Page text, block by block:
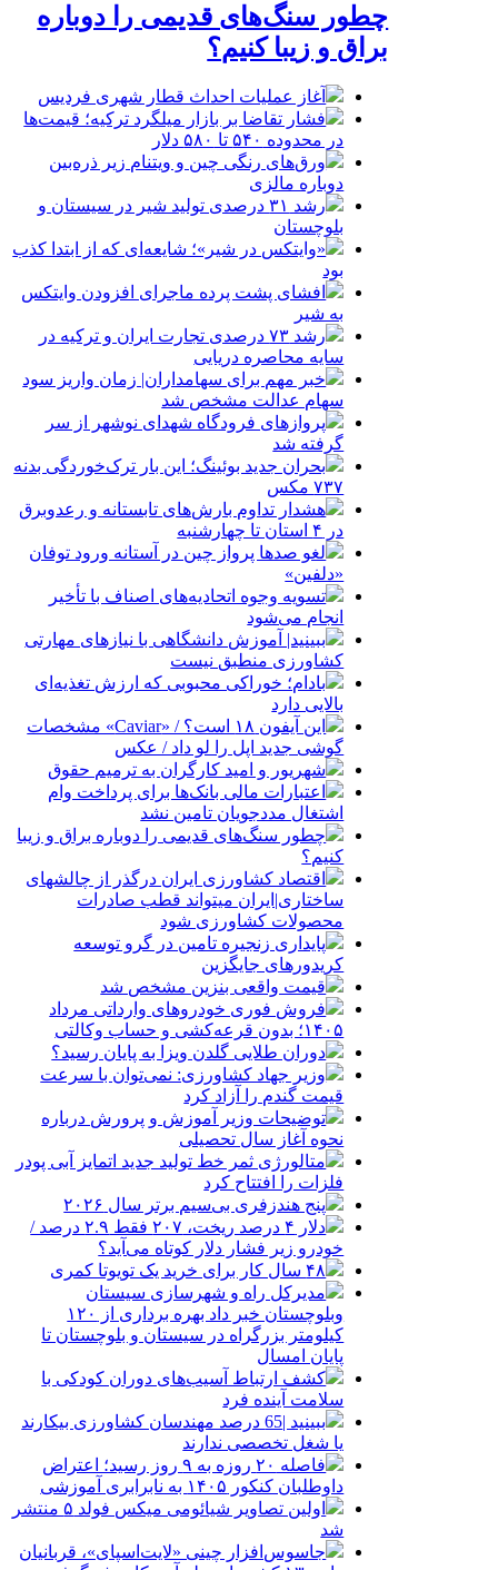
چطور سنگ‌های قدیمی را دوباره
براق و زیبا کنیم؟
آغاز عملیات احداث قطار شهری فردیس
فشار تقاضا بر بازار میلگرد ترکیه؛ قیمت‌ها
در محدوده ۵۴۰ تا ۵۸۰ دلار
ورق‌های رنگی چین و ویتنام زیر ذره‌بین
دوباره مالزی
رشد ۳۱ درصدی تولید شیر در سیستان و
بلوچستان
«وایتکس در شیر»؛ شایعه‌ای که از ابتدا کذب
بود
افشای پشت پرده ماجرای افزودن وایتکس
به شیر
رشد ۷۳ درصدی تجارت ایران و ترکیه در
سایه محاصره دریایی
خبر مهم برای سهامداران| زمان واریز سود
سهام عدالت مشخص شد
پروازهای فرودگاه شهدای نوشهر از سر
گرفته شد
بحران جدید بوئینگ؛ این بار ترک‌خوردگی بدنه
۷۳۷ مکس
هشدار تداوم بارش‌های تابستانه و رعدوبرق
در ۴ استان تا چهارشنبه
لغو صدها پرواز چین در آستانه ورود توفان
«دلفین»
تسویه وجوه اتحادیه‌های اصناف با تأخیر
انجام می‌شود
ببینید| آموزش دانشگاهی با نیازهای مهارتی
کشاورزی منطبق نیست
بادام؛ خوراکی محبوبی که ارزش تغذیه‌ای
بالایی دارد
این آیفون ۱۸ است؟ / «Caviar» مشخصات
گوشی جدید اپل را لو داد / عکس
شهریور و امید کارگران به ترمیم حقوق
اعتبارات مالی بانک‌ها برای پرداخت وام
اشتغال مددجویان تامین نشد
چطور سنگ‌های قدیمی را دوباره براق و زیبا
کنیم؟
اقتصاد کشاورزی ایران درگذر از چالشهای
ساختاری|ایران میتواند قطب صادرات
محصولات کشاورزی شود
پایداری زنجیره تامین در گرو توسعه
کریدورهای جایگزین
قیمت واقعی بنزین مشخص شد
فروش فوری خودروهای وارداتی مرداد
۱۴۰۵؛ بدون قرعه‌کشی و حساب وکالتی
دوران طلایی گلدن ویزا به پایان رسید؟
وزیر جهاد کشاورزی: نمی‌توان با سرعت
قیمت گندم را آزاد کرد
توضیحات وزیر آموزش و پرورش درباره
نحوه آغاز سال تحصیلی
متالورژی ثمر خط تولید جدید اتمایز آبی پودر
فلزات را افتتاح کرد
پنج هندزفری بی‌سیم برتر سال ۲۰۲۶
دلار ۴ درصد ریخت، ۲۰۷ فقط ۲.۹ درصد /
خودرو زیر فشار دلار کوتاه می‌آید؟
۴۸ سال کار برای خرید یک تویوتا کمری
مدیرکل راه و شهرسازی سیستان
وبلوچستان خبر داد بهره برداری از ۱۲۰
کیلومتر بزرگراه در سیستان و بلوچستان تا
پایان امسال
کشف ارتباط آسیب‌های دوران کودکی با
سلامت آینده فرد
ببینید |65 درصد مهندسان کشاورزی بیکارند
یا شغل تخصصی ندارند
فاصله ۲۰ روزه به ۹ روز رسید؛ اعتراض
داوطلبان کنکور ۱۴۰۵ به نابرابری آموزشی
اولین تصاویر شیائومی میکس فولد ۵ منتشر
شد
جاسوس‌افزار چینی «لایت‌اسپای»، قربانیان